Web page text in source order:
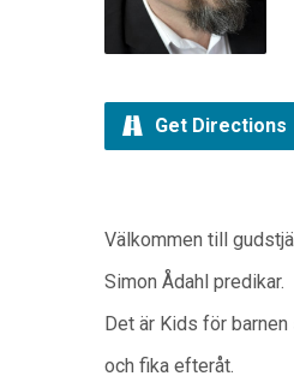
Get Directions
Välkommen till
Simon Ådahl predikar.
Det är Kids för
och fika efteråt.